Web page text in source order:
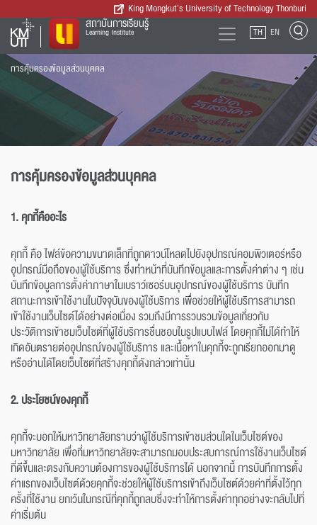
King Mongkut’s University of Technology Thonburi
สถาบันการเรียนรู้
Learning Institute TH EN
การคุ้มครองข้อมูลส่วนบุคคล
การคุ้มครองข้อมูลส่วนบุคคล
1. คุกกี้คืออะไร
คุกกี้ คือ ไฟล์ข้อความขนาดเล็กที่ถูกดาวน์โหลดไปยังอุปกรณ์คอมพิวเตอร์หรือ
อุปกรณ์มือถือของผู้ใช้บริการ ซึ่งทำหน้าที่บันทึกข้อมูลและการตั้งค่าต่าง ๆ เช่น
บันทึกข้อมูลการตั้งค่าภาษาในเบราว์เซอร์บนอุปกรณ์ของผู้ใช้บริการ บันทึก
สถานะการเข้าใช้งานในปัจจุบันของผู้ใช้บริการ เพื่อช่วยให้ผู้ใช้บริการสามารถ
เข้าใช้งานเว็บไซต์ได้อย่างต่อเนื่อง รวมถึงมีการรวบรวมข้อมูลเกี่ยวกับ
ประวัติการเข้าชมเว็บไซต์ที่ผู้ใช้บริการชื่นชอบในรูปแบบไฟล์ โดยคุกกี้ไม่ได้ทำให้
เกิดอันตรายต่ออุปกรณ์ของผู้ใช้บริการ และเนื้อหาในคุกกี้จะถูกเรียกออกมาดู
หรืออ่านได้โดยเว็บไซต์ที่สร้างคุกกี้ดังกล่าวเท่านั้น
2. ประโยชน์ของคุกกี้
คุกกี้จะบอกให้มหาวิทยาลัยทราบว่าผู้ใช้บริการเข้าชมส่วนใดในเว็บไซต์ของ
มหาวิทยาลัย เพื่อที่มหาวิทยาลัยจะสามารถมอบประสบการณ์การใช้งานเว็บไซต์
ที่ดีขึ้นและตรงกับความต้องการของผู้ใช้บริการได้ นอกจากนี้ การบันทึกการตั้ง
ค่าแรกของเว็บไซต์ด้วยคุกกี้จะช่วยให้ผู้ใช้บริการเข้าถึงเว็บไซต์ด้วยค่าที่ตั้งไว้ทุก
ครั้งที่ใช้งาน ยกเว้นในกรณีที่คุกกี้ถูกลบซึ่งจะทำให้การตั้งค่าทุกอย่างจะกลับไปที่
ค่าเริ่มต้น